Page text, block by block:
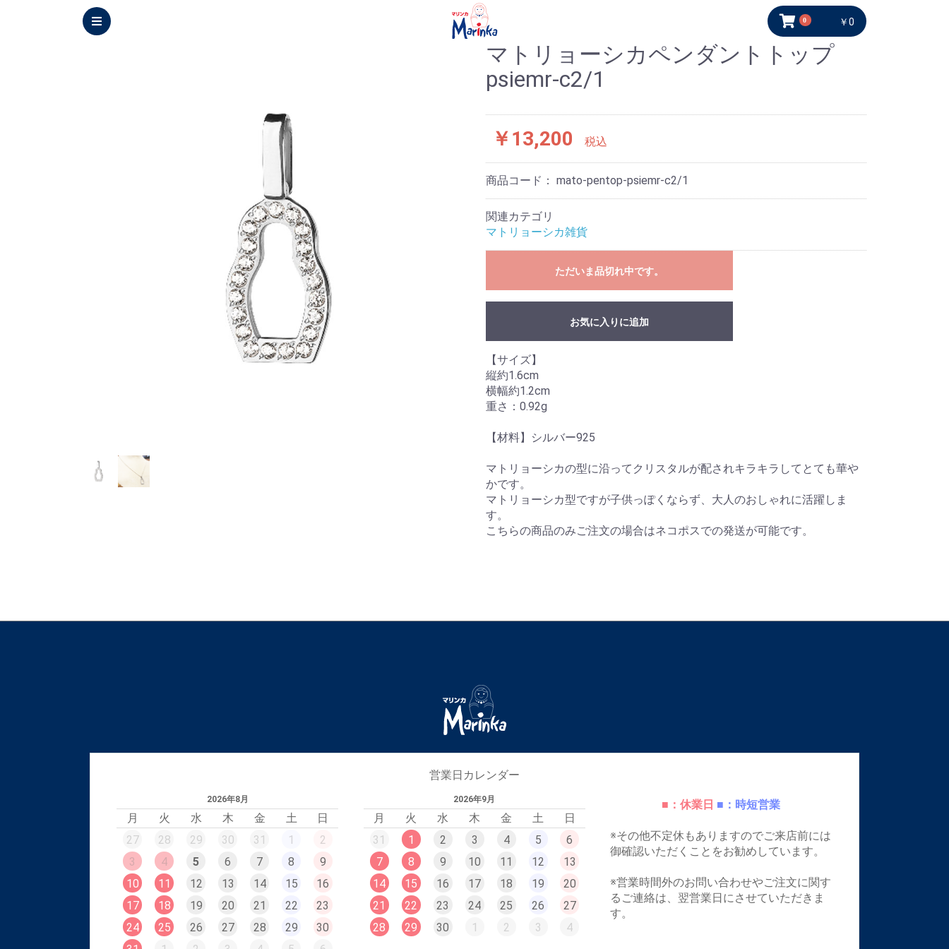
0 ￥0
マトリョーシカペンダントトップ
psiemr-c2/1
￥13,200 税込
商品コード： mato-pentop-psiemr-c2/1
関連カテゴリ
マトリョーシカ雑貨
ただいま品切れ中です。
お気に入りに追加
【サイズ】
縦約1.6cm
横幅約1.2cm
重さ：0.92g
【材料】シルバー925
マトリョーシカの型に沿ってクリスタルが配されキラキラしてとても華や
かです。
マトリョーシカ型ですが子供っぽくならず、大人のおしゃれに活躍しま
す。
こちらの商品のみご注文の場合はネコポスでの発送が可能です。
営業日カレンダー
2026年8月
月 火 水 木 金 土
日
27
28 29 30 31 1
2
3
4 5 6 7 8
9
10
11 12 13 14 15
16
17
18 19 20 21 22
23
24
25 26 27 28 29
30
2026年9月
月 火 水 木 金 土
日
31
1 2 3 4 5
6
7
8 9 10 11 12
13
14
15 16 17 18 19
20
21
22 23 24 25 26
27
28
29 30 1 2 3 4
■：休業日 ■：時短営業
※その他不定休もありますのでご来店前には
御確認いただくことをお勧めしています。
※営業時間外のお問い合わせやご注文に関す
るご連絡は、翌営業日にさせていただきま
す。